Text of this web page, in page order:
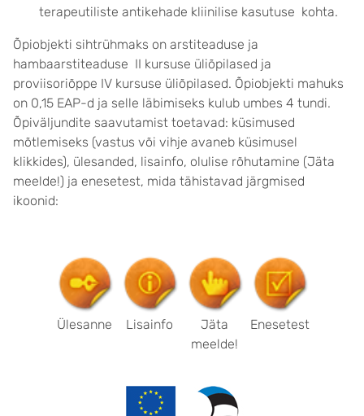
terapeutiliste antikehade kliinilise kasutuse kohta.
Õpiobjekti sihtrühmaks on arstiteaduse ja
hambaarstiteaduse II kursuse üliõpilased ja
proviisoriõppe IV kursuse üliõpilased. Õpiobjekti mahuks
on 0,15 EAP-d ja selle läbimiseks kulub umbes 4 tundi.
Õpiväljundite saavutamist toetavad: küsimused
mõtlemiseks (vastus või vihje avaneb küsimusel
klikkides), ülesanded, lisainfo, olulise rõhutamine (Jäta
meelde!) ja enesetest, mida tähistavad järgmised
ikoonid:
Ülesanne Lisainfo
Jäta
meelde!
Enesetest